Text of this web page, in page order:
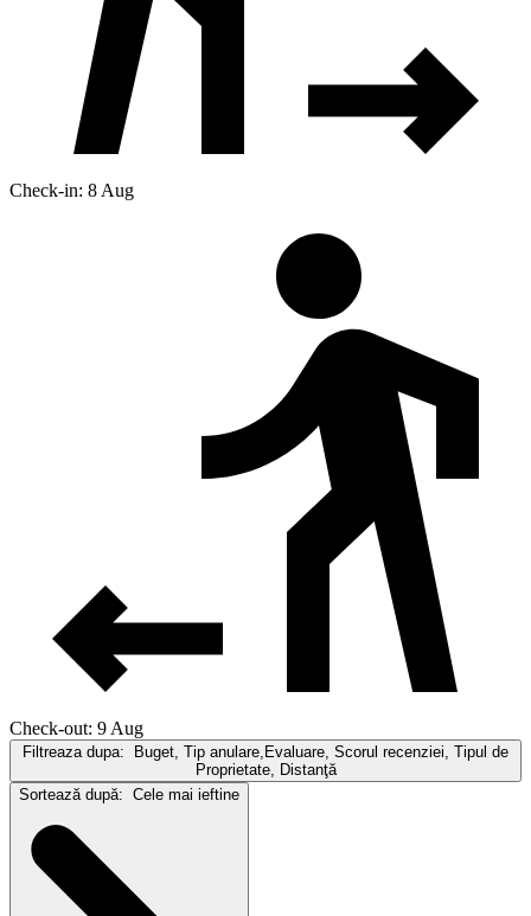
Check-in: 8 Aug
Check-out: 9 Aug
Filtreaza dupa: Buget, Tip anulare,Evaluare, Scorul recenziei, Tipul de
Proprietate, Distanţă
Sortează după: Cele mai ieftine